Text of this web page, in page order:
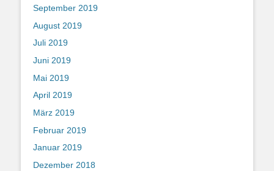
September 2019
August 2019
Juli 2019
Juni 2019
Mai 2019
April 2019
März 2019
Februar 2019
Januar 2019
Dezember 2018